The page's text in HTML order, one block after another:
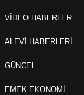
VİDEO HABERLER
ALEVİ HABERLERİ
GÜNCEL
EMEK-EKONOMİ